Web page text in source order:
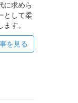
に求めら
として柔
す。
を見る